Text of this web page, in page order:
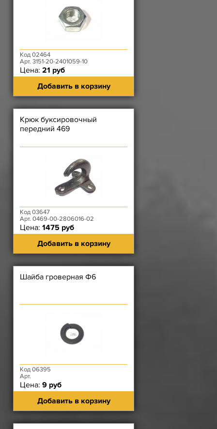
Код 02464
Арт. 3151-20-2401059-10
Цена: 21 руб
Добавить в корзину
Крюк буксировочный
передний 469
Код 03647
Арт. 0469-00-2806016-02
Цена: 1475 руб
Добавить в корзину
Шайба гроверная Ф6
Код 06395
Арт.
Цена: 9 руб
Добавить в корзину